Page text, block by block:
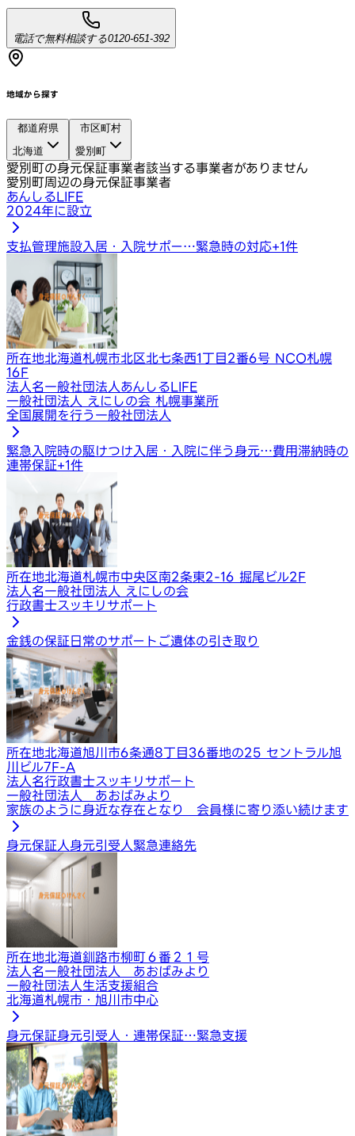
電話で無料相談する0120-651-392
地域から探す
都道府県
北海道
市区町村
愛別町
愛別町の身元保証事業者該当する事業者がありません
愛別町周辺の身元保証事業者
あんしるLIFE
2024年に設立
支払管理施設入居・入院サポー…緊急時の対応+1件
所在地北海道札幌市北区北七条西1丁目2番6号 NCO札幌
16F
法人名一般社団法人あんしるLIFE
一般社団法人 えにしの会 札幌事業所
全国展開を行う一般社団法人
緊急入院時の駆けつけ 入居・入院に伴う身元…費用滞納時の
連帯保証+1件
所在地北海道札幌市中央区南2条東2-16 掘尾ビル2F
法人名一般社団法人 えにしの会
行政書士スッキリサポート
金銭の保証日常のサポート ご遺体の引き取り
所在地北海道旭川市6条通8丁目36番地の25 セントラル旭
川ビル7F-A
法人名行政書士スッキリサポート
一般社団法人 あおばみより
家族のように身近な存在となり 会員様に寄り添い続けます
身元保証人身元引受人緊急連絡先
所在地北海道釧路市柳町６番２１号
法人名一般社団法人 あおばみより
一般社団法人生活支援組合
北海道札幌市・旭川市中心
身元保証身元引受人・連帯保証…緊急支援